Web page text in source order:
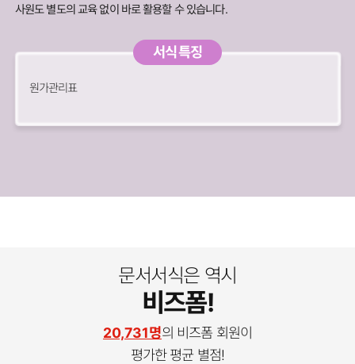
사원도 별도의 교육 없이 바로 활용할 수 있습니다.
서식 특징
원가관리표
문서서식은 역시
비즈폼!
20,731명의 비즈폼 회원이
평가한 평균 별점!